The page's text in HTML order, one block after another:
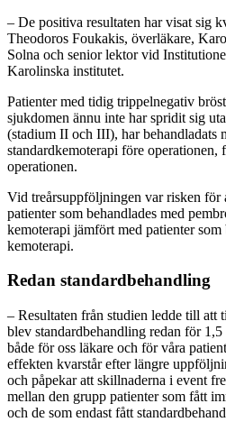
– De positiva resultaten har visat sig
Theodoros Foukakis, överläkare,
Solna och senior lektor vid
Karolinska institutet.
Patienter med tidig trippelnegativ
sjukdomen ännu inte har spridit sig
(stadium II och III), har behandladats
standardkemoterapi före
operationen.
Vid treårsuppföljningen var risken för
patienter som behandlades med
kemoterapi jämfört med patienter som
kemoterapi.
Redan standardbehandling
– Resultaten från studien ledde till att
blev standardbehandling redan för
både för oss läkare och för våra
effekten kvarstår efter längre
och påpekar att skillnaderna i event
mellan den grupp patienter som fått
och de som endast fått